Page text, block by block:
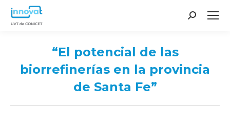
Search:
“El potencial de las
biorrefinerías en la provincia
de Santa Fe”